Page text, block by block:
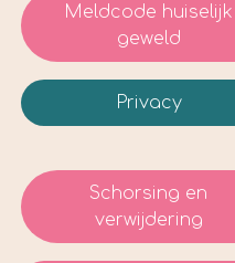
Meldcode huiselijk
geweld
Privacy
Schorsing en
verwijdering